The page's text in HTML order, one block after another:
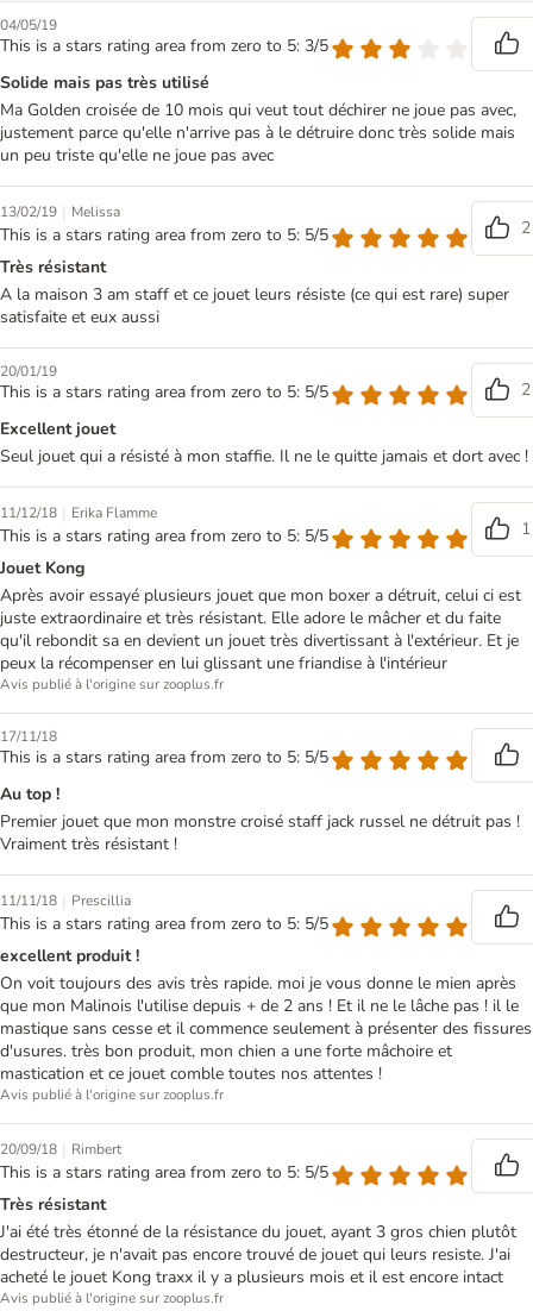
04/05/19
This is a stars rating area from zero to 5: 3/5
Solide mais pas très utilisé
Ma Golden croisée de 10 mois qui veut tout déchirer ne joue pas avec,
justement parce qu'elle n'arrive pas à le détruire donc très solide mais
un peu triste qu'elle ne joue pas avec
13/02/19 | Melissa
This is a stars rating area from zero to 5: 5/5
2
Très résistant
A la maison 3 am staff et ce jouet leurs résiste (ce qui est rare) super
satisfaite et eux aussi
20/01/19
This is a stars rating area from zero to 5: 5/5
2
Excellent jouet
Seul jouet qui a résisté à mon staffie. Il ne le quitte jamais et dort avec !
11/12/18 | Erika Flamme
This is a stars rating area from zero to 5: 5/5
1
Jouet Kong
Après avoir essayé plusieurs jouet que mon boxer a détruit, celui ci est
juste extraordinaire et très résistant. Elle adore le mâcher et du faite
qu'il rebondit sa en devient un jouet très divertissant à l'extérieur. Et je
peux la récompenser en lui glissant une friandise à l'intérieur
Avis publié à l'origine sur zooplus.fr
17/11/18
This is a stars rating area from zero to 5: 5/5
Au top !
Premier jouet que mon monstre croisé staff jack russel ne détruit pas !
Vraiment très résistant !
11/11/18 | Prescillia
This is a stars rating area from zero to 5: 5/5
excellent produit !
On voit toujours des avis très rapide. moi je vous donne le mien après
que mon Malinois l'utilise depuis + de 2 ans ! Et il ne le lâche pas ! il le
mastique sans cesse et il commence seulement à présenter des fissures
d'usures. très bon produit, mon chien a une forte mâchoire et
mastication et ce jouet comble toutes nos attentes !
Avis publié à l'origine sur zooplus.fr
20/09/18 | Rimbert
This is a stars rating area from zero to 5: 5/5
Très résistant
J'ai été très étonné de la résistance du jouet, ayant 3 gros chien plutôt
destructeur, je n'avait pas encore trouvé de jouet qui leurs resiste. J'ai
acheté le jouet Kong traxx il y a plusieurs mois et il est encore intact
Avis publié à l'origine sur zooplus.fr